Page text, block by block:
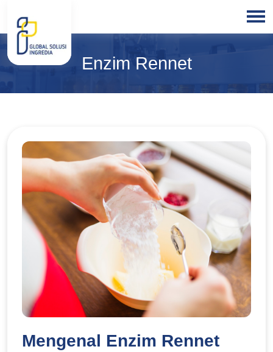
HOME
ABOUT
PARTNER
OUR
EXPERTISE
CONSULTATION
Enzim Rennet
Mengenal Enzim Rennet